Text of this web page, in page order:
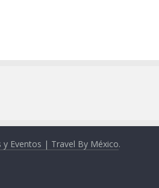
y Eventos | Travel By México.